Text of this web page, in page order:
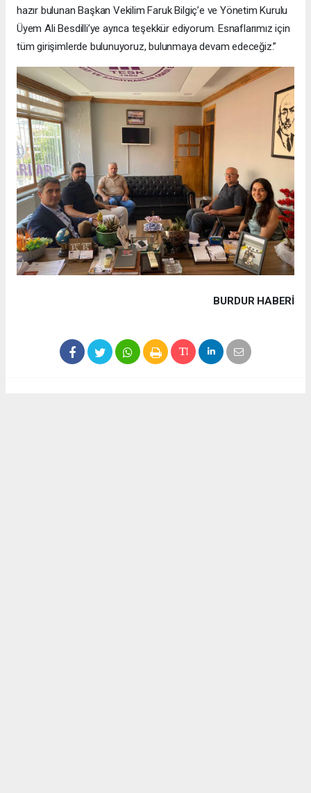
hazır bulunan Başkan Vekilim Faruk Bilgiç’e ve Yönetim Kurulu
Üyem Ali Besdilli’ye ayrıca teşekkür ediyorum. Esnaflarımız için
tüm girişimlerde bulunuyoruz, bulunmaya devam edeceğiz.”
BURDUR HABERİ